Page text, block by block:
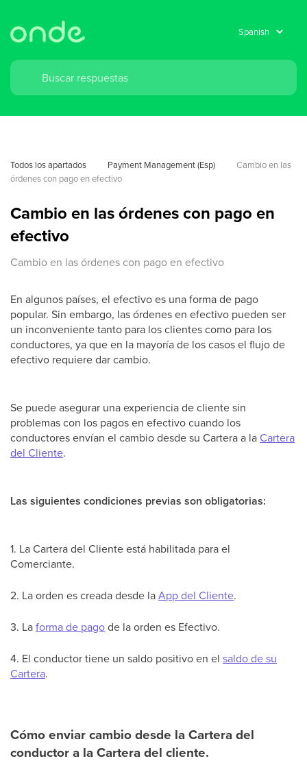
Todos los apartados Payment Management (Esp)
Cambio en las
órdenes con pago en efectivo
Cambio en las órdenes con pago en
efectivo
Cambio en las órdenes con pago en efectivo
En algunos países, el efectivo es una forma de pago
popular. Sin embargo, las órdenes en efectivo pueden ser
un inconveniente tanto para los clientes como para los
conductores, ya que en la mayoría de los casos el flujo de
efectivo requiere dar cambio.
Se puede asegurar una experiencia de cliente sin
problemas con los pagos en efectivo cuando los
conductores envían el cambio desde su Cartera a la Cartera
del Cliente.
Las siguientes condiciones previas son obligatorias:
1. La Cartera del Cliente está habilitada para el
Comerciante.
2. La orden es creada desde laApp del Cliente.
3. Laforma de pagode la orden es Efectivo.
4. El conductor tiene un saldo positivo en el saldo de su
Cartera.
Cómo enviar cambio desde la Cartera del
conductor a la Cartera del cliente.